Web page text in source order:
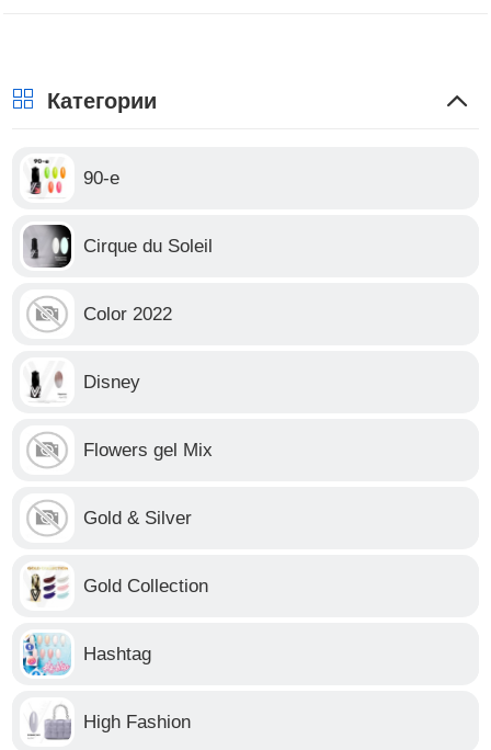
Категории
90-е
Cirque du Soleil
Color 2022
Disney
Flowers gel Mix
Gold & Silver
Gold Collection
Hashtag
High Fashion